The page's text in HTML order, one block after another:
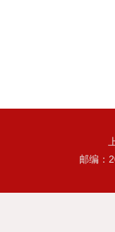
邮编：